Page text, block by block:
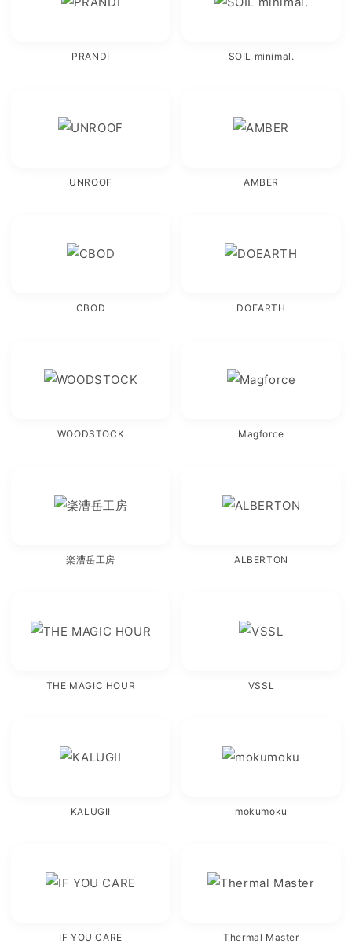
PRANDI SOIL minimal.
UNROOF AMBER
CBOD DOEARTH
WOODSTOCK Magforce
楽漕岳工房 ALBERTON
THE MAGIC HOUR VSSL
KALUGII mokumoku
IF YOU CARE Thermal Master